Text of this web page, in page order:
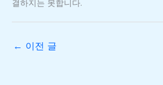
결하지는 못합니다.
← 이전 글